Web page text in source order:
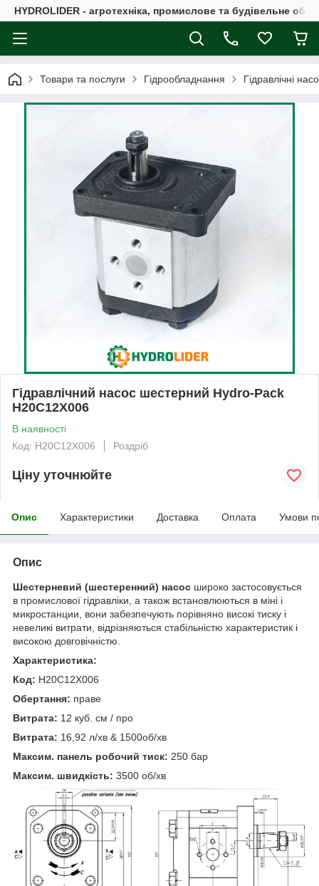
HYDROLIDER - агротехніка, промислове та будівельне
Товари та послуги Гідрообладнання Гідравлічні
Гідравлічний насос шестерний Hydro-Pack
H20C12X006
В наявності
Код: H20C12X006
Роздріб
Ціну уточнюйте
Опис Характеристики Доставка Оплата Умови
Опис
Шестерневий (шестеренний) насос широко застосовується
в промислової гідравліки, а також встановлюються в міні і
микростанции, вони забезпечують порівняно високі тиску і
невеликі витрати, відрізняються стабільністю характеристик і
високою довговічністю.
Характеристика:
Код: H20C12X006
Обертання: праве
Витрата: 12 куб. см / про
Витрата: 16,92 л/хв & 1500об/хв
Максим. панель робочий тиск: 250 бар
Максим. швидкість: 3500 об/хв